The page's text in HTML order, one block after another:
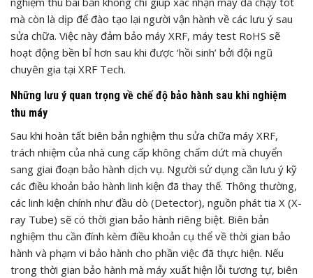
mà còn là dịp để đào tạo lại người vận hành về các lưu ý sau
sửa chữa. Việc này đảm bảo máy XRF, máy test RoHS sẽ
hoạt động bền bỉ hơn sau khi được ‘hồi sinh’ bởi đội ngũ
chuyên gia tại XRF Tech.
Những lưu ý quan trọng về chế độ bảo hành sau khi nghiệm
thu máy
Sau khi hoàn tất biên bản nghiệm thu sửa chữa máy XRF,
trách nhiệm của nhà cung cấp không chấm dứt mà chuyển
sang giai đoạn bảo hành dịch vụ. Người sử dụng cần lưu ý kỹ
các điều khoản bảo hành linh kiện đã thay thế. Thông thường,
các linh kiện chính như đầu dò (Detector), nguồn phát tia X (X-
ray Tube) sẽ có thời gian bảo hành riêng biệt. Biên bản
nghiệm thu cần đính kèm điều khoản cụ thể về thời gian bảo
hành và phạm vi bảo hành cho phần việc đã thực hiện. Nếu
trong thời gian bảo hành mà máy xuất hiện lỗi tương tự, biên